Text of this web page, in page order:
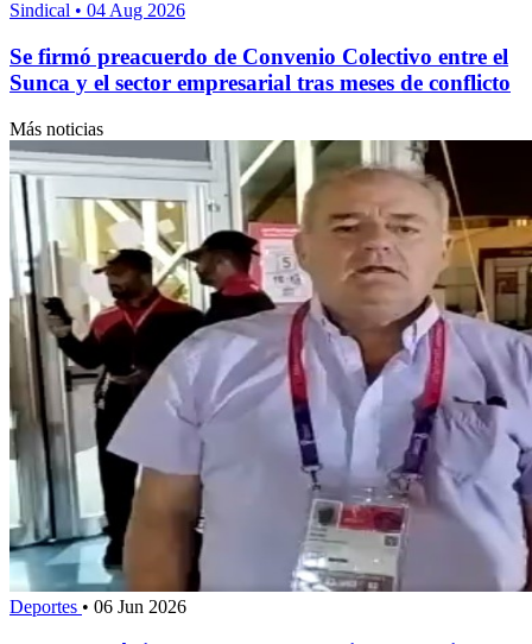
Sindical • 04 Aug 2026
Se firmó preacuerdo de Convenio Colectivo entre el
Sunca y el sector empresarial tras meses de conflicto
Más noticias
Deportes • 06 Jun 2026